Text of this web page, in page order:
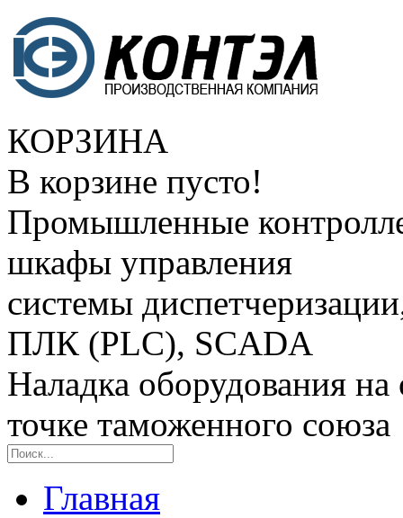
КОРЗИНА
В корзине пусто!
Промышленные
шкафы управления
системы
ПЛК (PLC), SCADA
Наладка оборудования на
точке таможенного союза
Главная